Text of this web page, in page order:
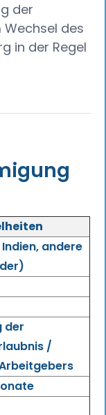
der
des
in der Regel
andere
der
/